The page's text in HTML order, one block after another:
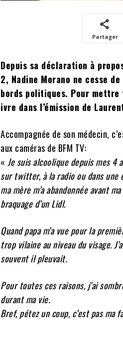
Partager
Depuis sa déclaration à
2, Nadine Morano ne cesse
bords politiques. Pour
ivre dans l’émission de
Accompagnée de son médecin,
aux caméras de BFM TV:
« Je suis alcoolique depuis mes 4
sur twitter, à la radio ou dans une
ma mère m’a abandonnée avant
braquage d’un Lidl.
Quand papa m’a vue pour la
trop vilaine au niveau du visage.
souvent il pleuvait.
Pour toutes ces raisons, j’ai
durant ma vie.
Bref, pétez un coup, c’est pas ma